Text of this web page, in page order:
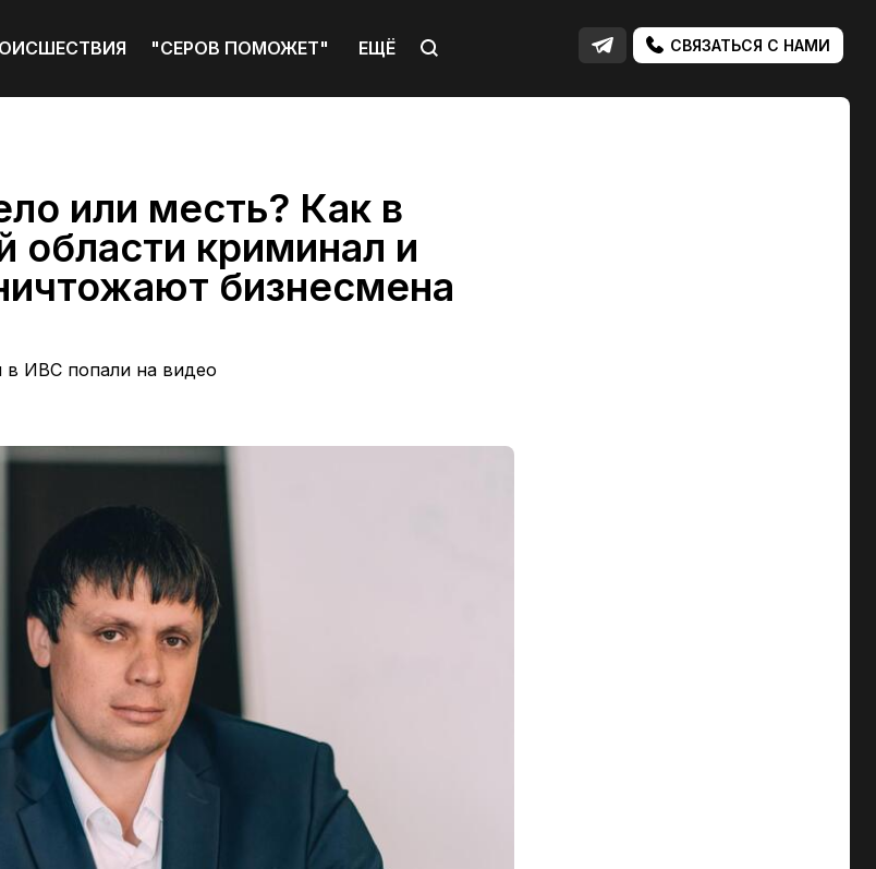
"СЕРОВ ПОМОЖЕТ" ЕЩЁ СВЯЗАТЬСЯ С НАМИ
или месть? Как в
области криминал и
бизнесмена
ИВС попали на видео